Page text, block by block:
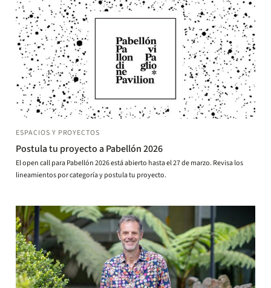
ESPACIOS Y PROYECTOS
Postula tu proyecto a Pabellón 2026
El open call para Pabellón 2026 está abierto hasta el 27 de marzo. Revisa los
lineamientos por categoría y postula tu proyecto.